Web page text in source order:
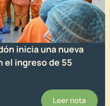
inicia una nueva
el ingreso de 55
Leer nota